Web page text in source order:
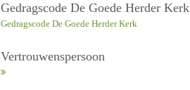
Gedragscode De Goede Herder Kerk
Gedragscode De Goede Herder Kerk
Vertrouwenspersoon